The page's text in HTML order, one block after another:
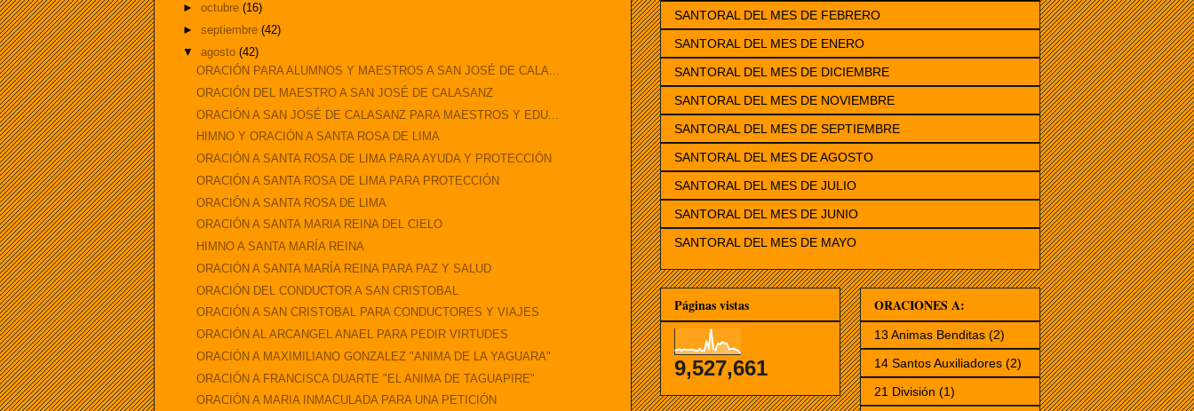
► octubre (16)
► septiembre (42)
▼ agosto (42)
ORACIÓN PARA ALUMNOS Y MAESTROS A SAN JOSÉ DE CALA...
ORACIÓN DEL MAESTRO A SAN JOSÉ DE CALASANZ
ORACIÓN A SAN JOSÉ DE CALASANZ PARA MAESTROS Y EDU...
HIMNO Y ORACIÓN A SANTA ROSA DE LIMA
ORACIÓN A SANTA ROSA DE LIMA PARA AYUDA Y PROTECCIÓN
ORACIÓN A SANTA ROSA DE LIMA PARA PROTECCIÓN
ORACIÓN A SANTA ROSA DE LIMA
ORACIÓN A SANTA MARIA REINA DEL CIELO
HIMNO A SANTA MARÍA REINA
ORACIÓN A SANTA MARÍA REINA PARA PAZ Y SALUD
ORACIÓN DEL CONDUCTOR A SAN CRISTOBAL
ORACIÓN A SAN CRISTOBAL PARA CONDUCTORES Y VIAJES
ORACIÓN AL ARCANGEL ANAEL PARA PEDIR VIRTUDES
ORACIÓN A MAXIMILIANO GONZALEZ "ANIMA DE LA YAGUARA"
ORACIÓN A FRANCISCA DUARTE "EL ANIMA DE TAGUAPIRE"
ORACIÓN A MARIA INMACULADA PARA UNA PETICIÓN
SANTORAL DEL MES DE FEBRERO
SANTORAL DEL MES DE ENERO
SANTORAL DEL MES DE DICIEMBRE
SANTORAL DEL MES DE NOVIEMBRE
SANTORAL DEL MES DE SEPTIEMBRE
SANTORAL DEL MES DE AGOSTO
SANTORAL DEL MES DE JULIO
SANTORAL DEL MES DE JUNIO
SANTORAL DEL MES DE MAYO
Páginas vistas
9,527,661
ORACIONES A:
13 Animas Benditas (2)
14 Santos Auxiliadores (2)
21 División (1)